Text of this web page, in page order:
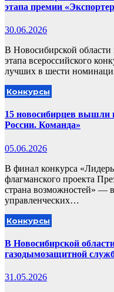
этапа премии
30.06.2026
В Новосибирской области
этапа всероссийского
лучших в шести
Конкурсы
15 новосибирцев вышли
России. Команда»
05.06.2026
В финал конкурса
флагманского проекта
страна возможностей» —
управленческих…
Конкурсы
В Новосибирской
газодымозащитной
31.05.2026